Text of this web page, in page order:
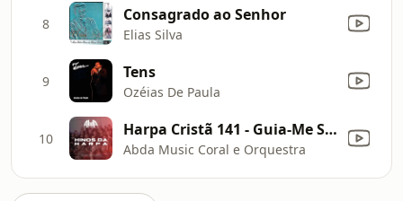
8 Consagrado ao Senhor
Elias Silva
9 Tens
Ozéias De Paula
10 Harpa Cristã 141 - Guia-Me Sempre, Meu Senhor
Abda Music Coral e Orquestra